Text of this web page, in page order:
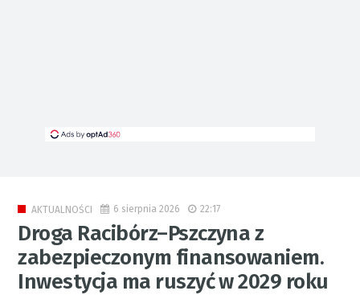
AKTUALNOŚCI 6 sierpnia 2026 22:17
Droga Racibórz–Pszczyna z
zabezpieczonym finansowaniem.
Inwestycja ma ruszyć w 2029 roku